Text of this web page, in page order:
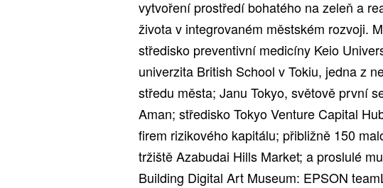
vytvoření prostředí bohatého na zeleň a
života v integrovaném městském rozvoji.
středisko preventivní medicíny Keio
univerzita British School v Tokiu, jedna z
středu města; Janu Tokyo, světově první
Aman; středisko Tokyo Venture Capital
firem rizikového kapitálu; přibližně 150
tržiště Azabudai Hills Market; a proslulé
Building Digital Art Museum: EPSON